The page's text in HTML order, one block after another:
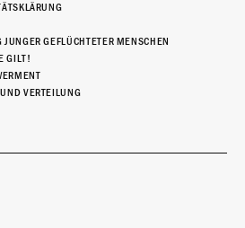
GEFLÜCHTETER MENSCHEN
GILT!
VERTEILUNG